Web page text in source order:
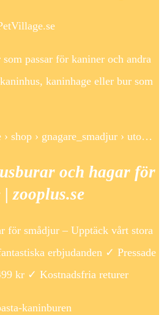
passar för kaniner och andra
kaninhage eller bur som
shop › gnagare_smadjur › uto…
och hagar för
zooplus.se
för smådjur – Upptäck vårt stora
erbjudanden ✓ Pressade
kr ✓ Kostnadsfria returer
kaninburen